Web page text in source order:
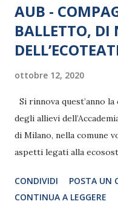
AUB -
BALLETTO, DI
ottobre 12, 2020
Si rinnova quest’anno
degli allievi
di Milano, nella comune
aspetti legati alla
rinnovata di via Fezzan
ancora più significativo
CONDIVIDI
POSTA UN
CONTINUA A LEGGERE